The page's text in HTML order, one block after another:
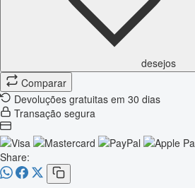
desejos
Comparar
Devoluções gratuitas em 30 dias
Transação segura
Share: